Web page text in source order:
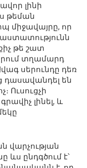
լինի
թեման
միջավայրը, որ
թե շատ
տղամարդ
սերունդը դեռ
դասավանդել են
Ուսուցչի
լինել, և
վարչության
ընդգծում է՝